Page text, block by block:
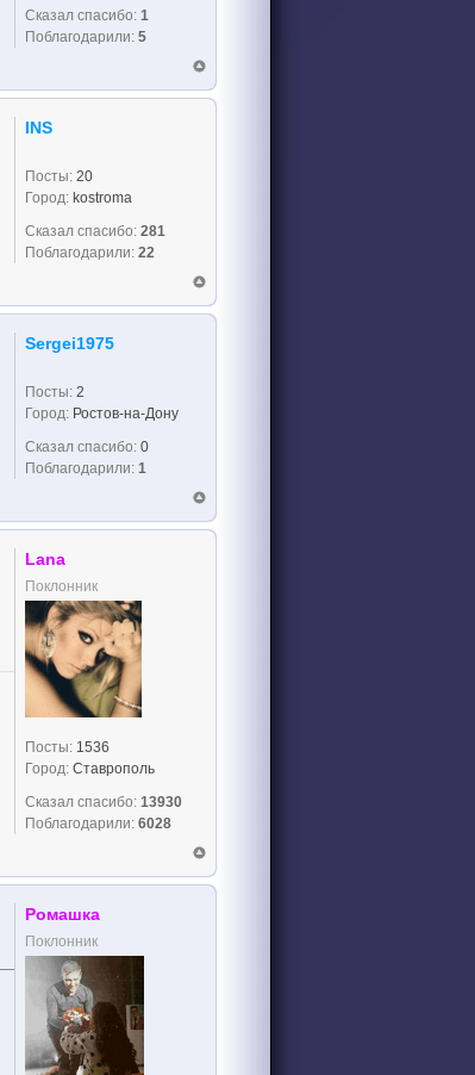
Сказал спасибо: 1
Поблагодарили: 5
INS
Посты: 20
Город: kostroma
Сказал спасибо: 281
Поблагодарили: 22
Sergei1975
Посты: 2
Город: Ростов-на-Дону
Сказал спасибо: 0
Поблагодарили: 1
Lana
Поклонник
Посты: 1536
Город: Ставрополь
Сказал спасибо: 13930
Поблагодарили: 6028
Ромашка
Поклонник